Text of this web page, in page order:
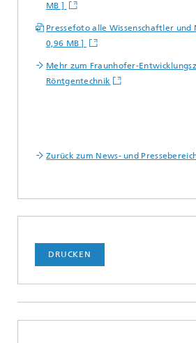
MB ]
Pressefoto alle Wissenschaftler und
0,96 MB ]
Mehr zum Fraunhofer-
Röntgentechnik
Zurück zum News- und
DRUCKEN